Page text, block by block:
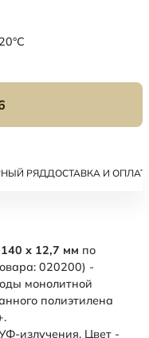
20°C
РЯДДОСТАВКА И
х 12,7 мм по
020200) -
монолитной
полиэтилена
излучения. Цвет -